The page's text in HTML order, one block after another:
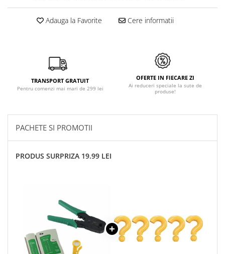
Adauga la Favorite Cere informatii
TRANSPORT GRATUIT
Pentru comenzi mai mari de 299 lei
OFERTE IN FIECARE ZI
Ai reduceri speciale la sute de
produse!
PACHETE SI PROMOTII
PRODUS SURPRIZA 19.99 LEI